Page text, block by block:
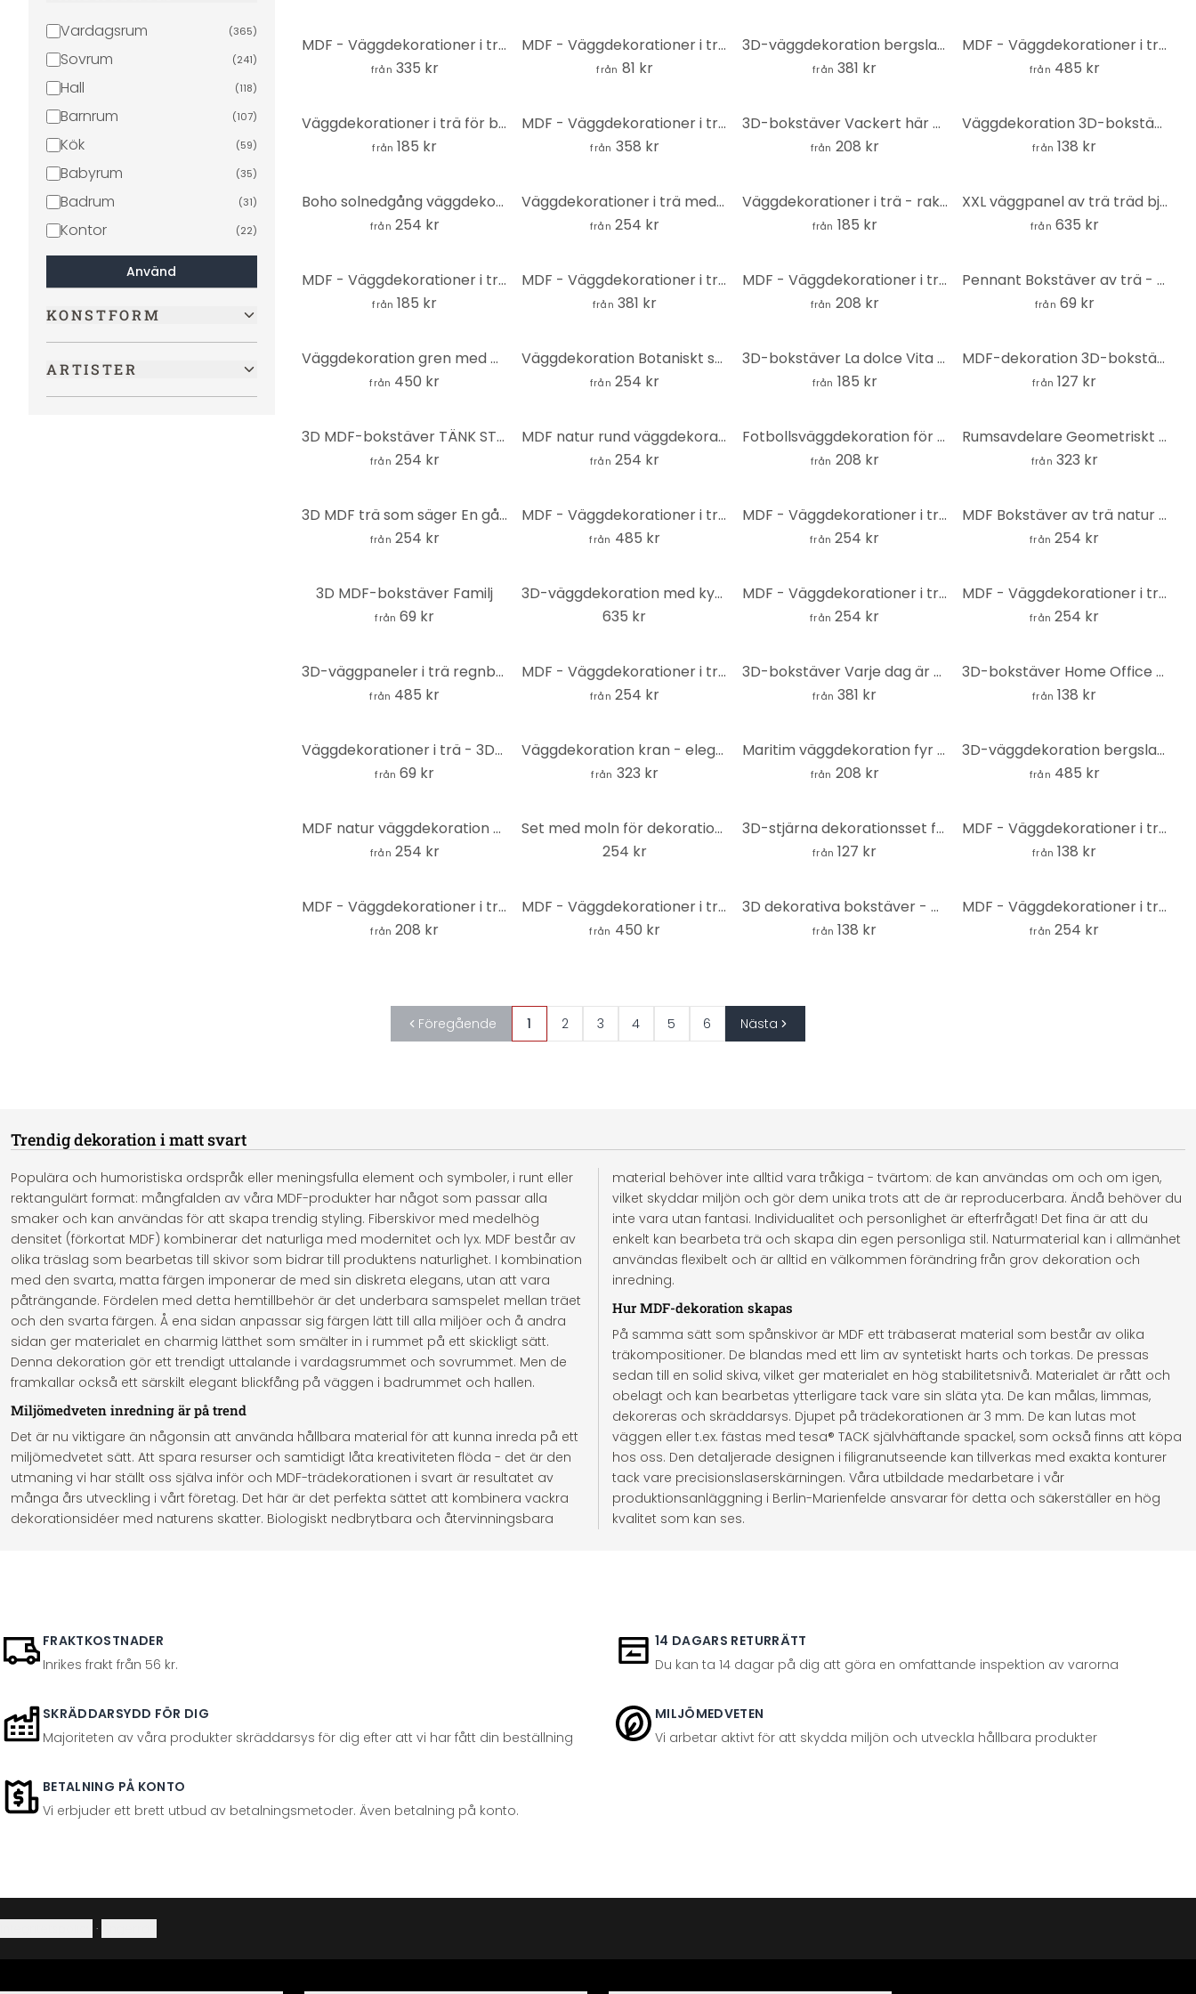
Boho
Palmer
Fordon
Landskap
Sjöar & Hav
Solnedgångar
Strand
Film och TV
Vetenskap
Feminism
Arkitektur
Vardagsrum (365)
Sovrum (241)
Hall (118)
Barnrum (107)
Kök (59)
Babyrum (35)
Badrum (31)
Kontor (22)
Använd
KONSTFORM
ARTISTER
MDF - Väggdekorationer i trä Hakuna Matata med pilar
från 335 kr
MDF - Väggdekorationer i trä med enstaka bokstäver Swiss
från 81 kr
3D-väggdekoration bergslandskap väggpaneler trämotiv geometriska (3 delar) - MDF natur
från 381 kr
MDF - Väggdekorationer i trä livets träd - Rund
från 485 kr
Väggdekorationer i trä för barnrum Måne och stjärnor - MDF natur
från 185 kr
MDF - Väggdekorationer i trä världskarta kardinalpunkter 02
från 358 kr
3D-bokstäver Vackert här - MDF natur
från 208 kr
Väggdekoration 3D-bokstäver - bättre tillsammans - MDF natur
från 138 kr
Boho solnedgång väggdekoration (3 delar) - MDF natur
från 254 kr
Väggdekorationer i trä med månfaser - MDF (7 delar)
från 254 kr
Väggdekorationer i trä - raket XXL - MDF natur
från 185 kr
XXL väggpanel av trä träd björkskog (4 delar) - MDF
från 635 kr
MDF - Väggdekorationer i trä - Du och jag
från 185 kr
MDF - Väggdekorationer i trä tranor fågelflock 02
från 381 kr
MDF - Väggdekorationer i trä - Löv - Lönn böjd
från 208 kr
Pennant Bokstäver av trä - enstaka bokstäver
från 69 kr
Väggdekoration gren med blad | Naturlig dekoration - MDF natur
från 450 kr
Väggdekoration Botaniskt stilleben med blad - MDF
från 254 kr
3D-bokstäver La dolce Vita - modern - MDF natur
från 185 kr
MDF-dekoration 3D-bokstäver Hej - natur
från 127 kr
3D MDF-bokstäver TÄNK STORT
från 254 kr
MDF natur rund väggdekoration - kraftsymbol livets blomma
från 254 kr
Fotbollsväggdekoration för barnrummet - MDF-dekoration
från 208 kr
Rumsavdelare Geometriskt prov - MDF
från 323 kr
3D MDF trä som säger En gång i tiden...
från 254 kr
MDF - Väggdekorationer i trä - Träd med rötter
från 485 kr
MDF - Väggdekorationer i trä - Cucina
från 254 kr
MDF Bokstäver av trä natur - bokstäver modern Chillout Lounge
från 254 kr
3D MDF-bokstäver Familj
från 69 kr
3D-väggdekoration med kyssande mun - 40x23 cm
635 kr
MDF - Väggdekorationer i trä - Fåglar (3 st.)
från 254 kr
MDF - Väggdekorationer i trä tranor fågelflock 01
från 254 kr
3D-väggpaneler i trä regnbåge - geometriska (3 delar) - MDF
från 485 kr
MDF - Väggdekorationer i trä - Yoga lotusblomma
från 254 kr
3D-bokstäver Varje dag är ett nytt äventyr - MDF-dekoration
från 381 kr
3D-bokstäver Home Office - MDF natur
från 138 kr
Väggdekorationer i trä - 3D-bokstäver för köket - Kaffebar - MDF
från 69 kr
Väggdekoration kran - elegant fågel - MDF-dekoration
från 323 kr
Maritim väggdekoration fyr - MDF - Rund
från 208 kr
3D-väggdekoration bergslandskap väggpaneler trämotiv geometriska (3 delar) - MDF
från 485 kr
MDF natur väggdekoration blomma prakt - asiatisk lotusblomma
från 254 kr
Set med moln för dekoration av barnrum (5 delar)
254 kr
3D-stjärna dekorationsset för barnrum | sovrum - MDF natur
från 127 kr
MDF - Väggdekorationer i trä - Kök
från 138 kr
MDF - Väggdekorationer i trä geometri livets blomma
från 208 kr
MDF - Väggdekorationer i trä - Hjort i skogen
från 450 kr
3D dekorativa bokstäver - bättre tillsammans - MDF
från 138 kr
MDF - Väggdekorationer i trä natur - Yoga lotusblomma
från 254 kr
Föregående 1 2 3 4 5 6 Nästa
Trendig dekoration i matt svart
Populära och humoristiska ordspråk eller meningsfulla element och symboler, i runt eller
rektangulärt format: mångfalden av våra MDF-produkter har något som passar alla
smaker och kan användas för att skapa trendig styling. Fiberskivor med medelhög
densitet (förkortat MDF) kombinerar det naturliga med modernitet och lyx. MDF består av
olika träslag som bearbetas till skivor som bidrar till produktens naturlighet. I kombination
med den svarta, matta färgen imponerar de med sin diskreta elegans, utan att vara
påträngande. Fördelen med detta hemtillbehör är det underbara samspelet mellan träet
och den svarta färgen. Å ena sidan anpassar sig färgen lätt till alla miljöer och å andra
sidan ger materialet en charmig lätthet som smälter in i rummet på ett skickligt sätt.
Denna dekoration gör ett trendigt uttalande i vardagsrummet och sovrummet. Men de
framkallar också ett särskilt elegant blickfång på väggen i badrummet och hallen.
Miljömedveten inredning är på trend
Det är nu viktigare än någonsin att använda hållbara material för att kunna inreda på ett
miljömedvetet sätt. Att spara resurser och samtidigt låta kreativiteten flöda - det är den
utmaning vi har ställt oss själva inför och MDF-trädekorationen i svart är resultatet av
många års utveckling i vårt företag. Det här är det perfekta sättet att kombinera vackra
dekorationsidéer med naturens skatter. Biologiskt nedbrytbara och återvinningsbara
material behöver inte alltid vara tråkiga - tvärtom: de kan användas om och om igen,
vilket skyddar miljön och gör dem unika trots att de är reproducerbara. Ändå behöver du
inte vara utan fantasi. Individualitet och personlighet är efterfrågat! Det fina är att du
enkelt kan bearbeta trä och skapa din egen personliga stil. Naturmaterial kan i allmänhet
användas flexibelt och är alltid en välkommen förändring från grov dekoration och
inredning.
Hur MDF-dekoration skapas
På samma sätt som spånskivor är MDF ett träbaserat material som består av olika
träkompositioner. De blandas med ett lim av syntetiskt harts och torkas. De pressas
sedan till en solid skiva, vilket ger materialet en hög stabilitetsnivå. Materialet är rått och
obelagt och kan bearbetas ytterligare tack vare sin släta yta. De kan målas, limmas,
dekoreras och skräddarsys. Djupet på trädekorationen är 3 mm. De kan lutas mot
väggen eller t.ex. fästas med tesa® TACK självhäftande spackel, som också finns att köpa
hos oss. Den detaljerade designen i filigranutseende kan tillverkas med exakta konturer
tack vare precisionslaserskärningen. Våra utbildade medarbetare i vår
produktionsanläggning i Berlin-Marienfelde ansvarar för detta och säkerställer en hög
kvalitet som kan ses.
FRAKTKOSTNADER
Inrikes frakt från 56 kr.
14 DAGARS RETURRÄTT
Du kan ta 14 dagar på dig att göra en omfattande inspektion av varorna
SKRÄDDARSYDD FÖR DIG
Majoriteten av våra produkter skräddarsys för dig efter att vi har fått din beställning
MILJÖMEDVETEN
Vi arbetar aktivt för att skydda miljön och utveckla hållbara produkter
BETALNING PÅ KONTO
Vi erbjuder ett brett utbud av betalningsmetoder. Även betalning på konto.
·